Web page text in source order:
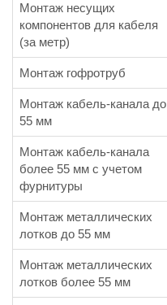
Монтаж несущих
компонентов для кабеля
(за метр)
Монтаж гофротруб
Монтаж кабель-канала до
55 мм
Монтаж кабель-канала
более 55 мм с учетом
фурнитуры
Монтаж металлических
лотков до 55 мм
Монтаж металлических
лотков более 55 мм